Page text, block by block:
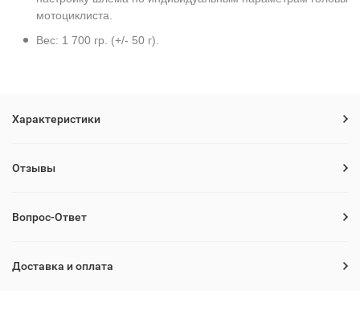
мотоциклиста.
Вес: 1 700 гр. (+/- 50 г).
Характеристики
Отзывы
Вопрос-Ответ
Доставка и оплата